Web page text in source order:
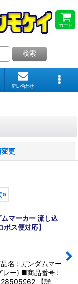
カート
検索
問い合わせ
更
»
マーカー 流し込
ス便対応】
名 : ガンダムマー
レー) ■商品番号 :
【詳